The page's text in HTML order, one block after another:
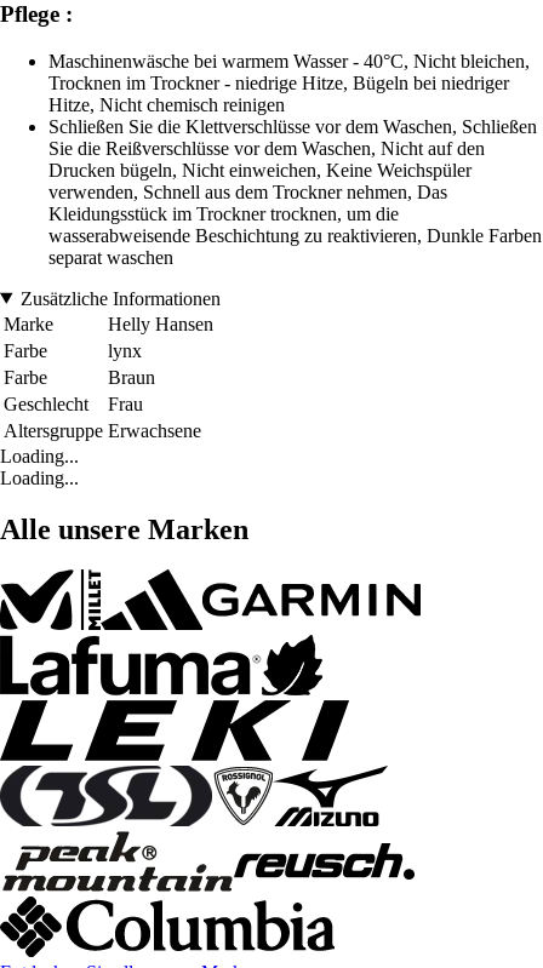
Pflege :
Maschinenwäsche bei warmem Wasser - 40°C, Nicht bleichen,
Trocknen im Trockner - niedrige Hitze, Bügeln bei niedriger
Hitze, Nicht chemisch reinigen
Schließen Sie die Klettverschlüsse vor dem Waschen, Schließen
Sie die Reißverschlüsse vor dem Waschen, Nicht auf den
Drucken bügeln, Nicht einweichen, Keine Weichspüler
verwenden, Schnell aus dem Trockner nehmen, Das
Kleidungsstück im Trockner trocknen, um die
wasserabweisende Beschichtung zu reaktivieren, Dunkle Farben
separat waschen
Zusätzliche Informationen
Marke
Helly Hansen
Farbe
lynx
Farbe
Braun
Geschlecht
Frau
Altersgruppe Erwachsene
Loading...
Loading...
Alle unsere Marken